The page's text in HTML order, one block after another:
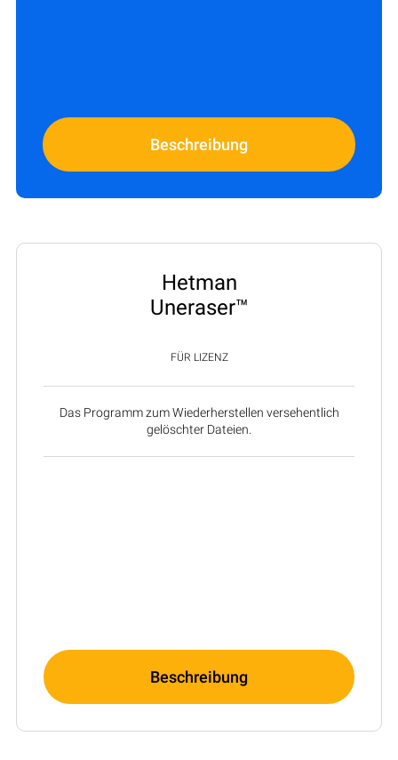
Beschreibung
Hetman
Uneraser™
FÜR LIZENZ
Das Programm zum Wiederherstellen versehentlich
gelöschter Dateien.
Beschreibung